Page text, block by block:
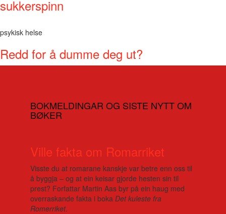
sukkerspinn
psykisk helse
Redd for å dumme deg ut?
BOKMELDINGAR OG SISTE NYTT OM
BØKER
Ville fakta om Romarriket
Visste du at romarane kanskje var betre enn oss til
å byggja – og at ein keisar gjorde hesten sin til
prest? Forfattar Martin Aas byr på ein haug med
overraskande fakta i boka Det kuleste fra
Romerriket.